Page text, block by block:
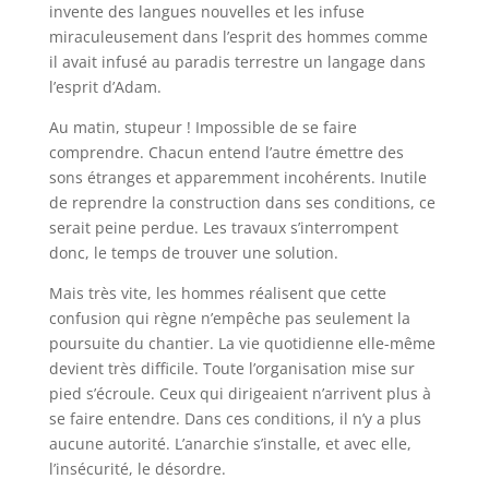
invente des langues nouvelles et les infuse
miraculeusement dans l’esprit des hommes comme
il avait infusé au paradis terrestre un langage dans
l’esprit d’Adam.
Au matin, stupeur ! Impossible de se faire
comprendre. Chacun entend l’autre émettre des
sons étranges et apparemment incohérents. Inutile
de reprendre la construction dans ses conditions, ce
serait peine perdue. Les travaux s’interrompent
donc, le temps de trouver une solution.
Mais très vite, les hommes réalisent que cette
confusion qui règne n’empêche pas seulement la
poursuite du chantier. La vie quotidienne elle-même
devient très difficile. Toute l’organisation mise sur
pied s’écroule. Ceux qui dirigeaient n’arrivent plus à
se faire entendre. Dans ces conditions, il n’y a plus
aucune autorité. L’anarchie s’installe, et avec elle,
l’insécurité, le désordre.